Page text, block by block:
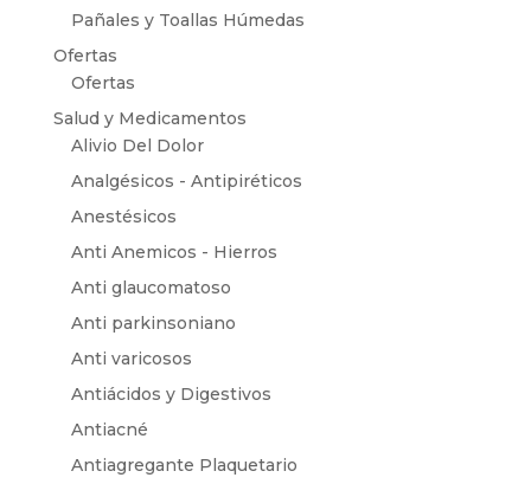
Pañales y Toallas Húmedas
Ofertas
Ofertas
Salud y Medicamentos
Alivio Del Dolor
Analgésicos - Antipiréticos
Anestésicos
Anti Anemicos - Hierros
Anti glaucomatoso
Anti parkinsoniano
Anti varicosos
Antiácidos y Digestivos
Antiacné
Antiagregante Plaquetario